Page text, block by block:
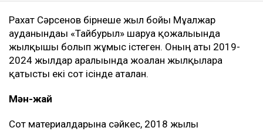
Рахат Сәрсенов бірнеше жыл бойы Мұғалжар
ауданындағы «Тайбурыл» шаруа қожалығында
жылқышы болып жұмыс істеген. Оның аты 2019-
2024 жылдар аралығында жоғалған жылқыларға
қатысты екі сот ісінде аталған.
Мән-жай
Сот материалдарына сәйкес, 2018 жылы